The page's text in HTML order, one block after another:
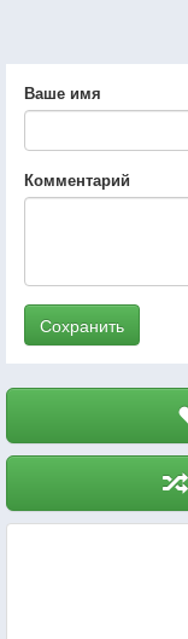
Ваше имя
Комментарий
Сохранить